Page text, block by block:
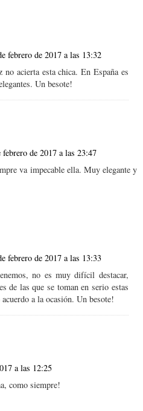
febrero de 2017 a las 13:32
no acierta esta chica. En España es
Un besote!
febrero de 2017 a las 23:47
va impecable ella. Muy elegante y
febrero de 2017 a las 13:33
no es muy difícil destacar,
de las que se toman en serio estas
a la ocasión. Un besote!
a las 12:25
como siempre!